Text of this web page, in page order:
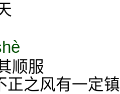
顺服
正之风有一定